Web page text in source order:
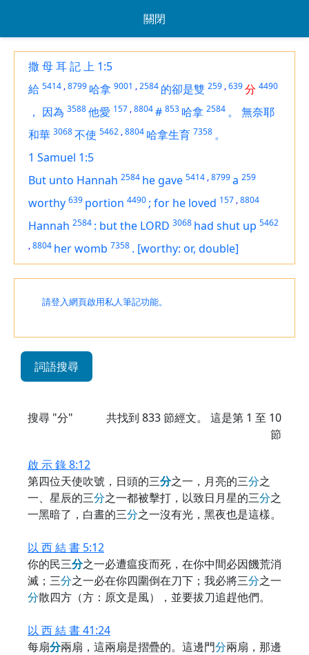
關閉
撒 母 耳 記 上 1:5
給 5414 ,8799 哈拿 9001 ,2584 的卻是雙 259 ,639分 4490
， 因為 3588他愛 157 ,8804# 853 哈拿 2584 。
無奈耶
和華 3068不使 5462 ,8804 哈拿生育 7358 。
1 Samuel 1:5
But unto Hannah 2584 he gave 5414 ,8799a 259
worthy 639 portion 4490 ; for he loved 157 ,8804
Hannah 2584 : but the LORD 3068 had shut up 5462
,8804 her womb 7358 . [worthy: or, double]
請登入網頁啟用私人筆記功能。
詞語搜尋
搜尋 "分" 共找到 833節經文。 這是第 1 至 10
節
啟 示 錄 8:12
第四位天使吹號，日頭的三分之一，月亮的三分之
一、星辰的三分之一都被擊打，以致日月星的三分之
一黑暗了，白晝的三分之一沒有光，黑夜也是這樣。
以 西 結 書 5:12
你的民三分之一必遭瘟疫而死，在你中間必因饑荒消
滅；三分之一必在你四圍倒在刀下；我必將三分之一
分散四方（方：原文是風），並要拔刀追趕他們。
以 西 結 書 41:24
每扇分兩扇，這兩扇是摺疊的。這邊門分兩扇，那邊